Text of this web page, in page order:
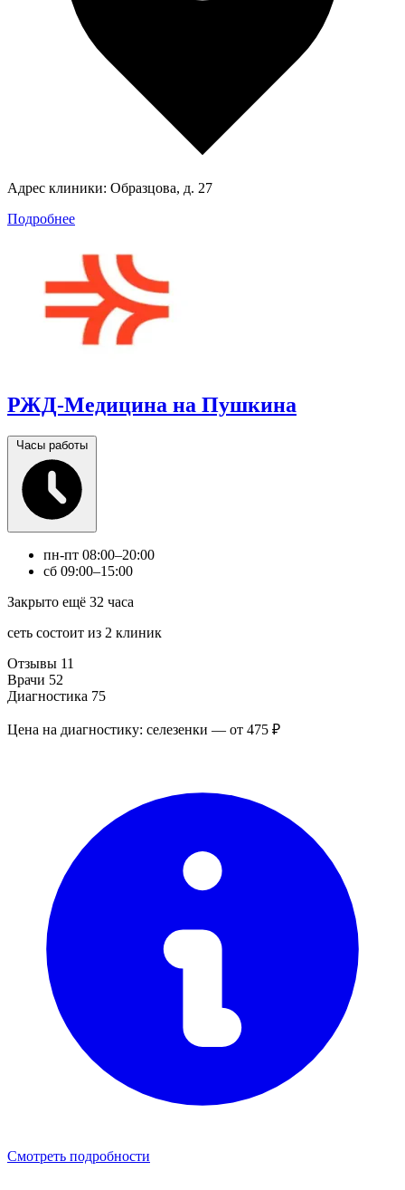
Адрес клиники: Образцова, д. 27
Подробнее
РЖД-Медицина на Пушкина
Часы работы
пн-пт 08:00–20:00
сб 09:00–15:00
Закрыто ещё 32 часа
сеть состоит из 2 клиник
Отзывы 11
Врачи 52
Диагностика 75
Цена на диагностику: селезенки — от 475 ₽
Смотреть подробности